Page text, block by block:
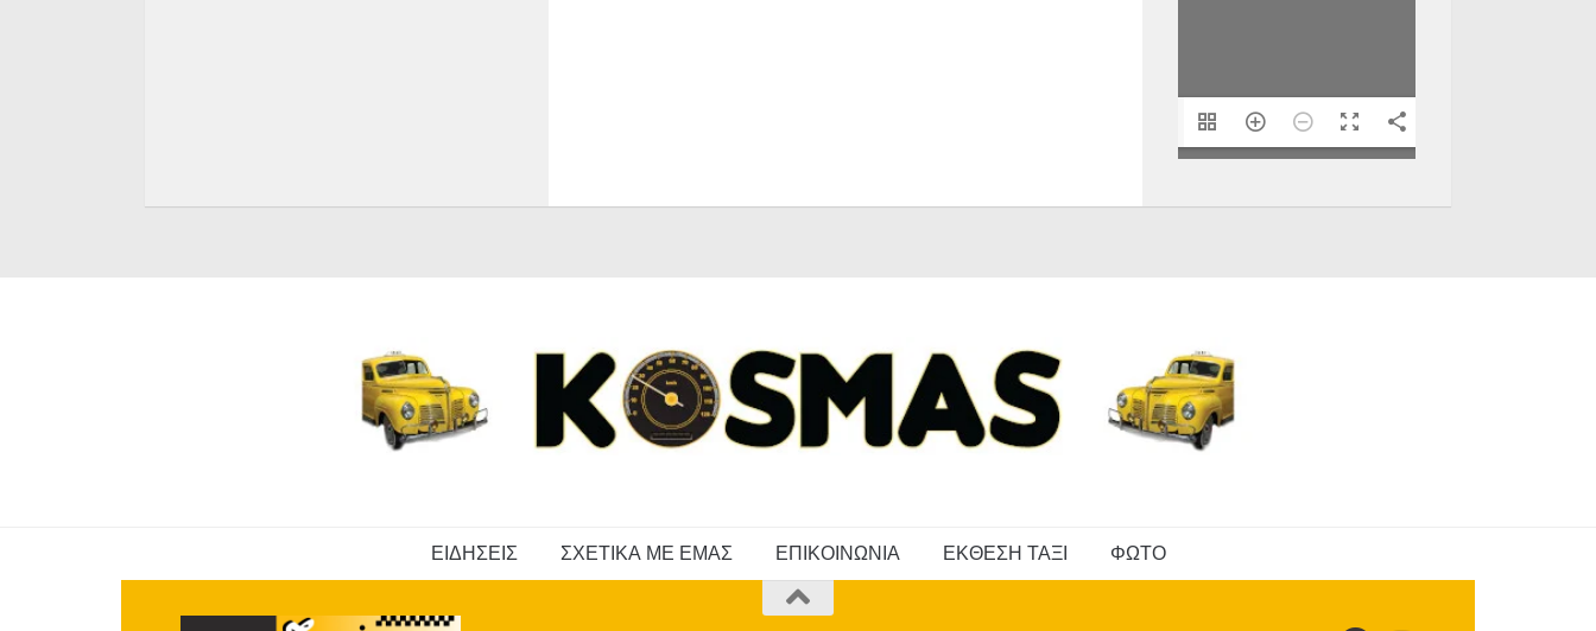
ΕΙΔΗΣΕΙΣ ΣΧΕΤΙΚΑ ΜΕ ΕΜΑΣ ΕΠΙΚΟΙΝΩΝΙΑ ΕΚΘΕΣΗ ΤΑΞΙ ΦΩΤΟ